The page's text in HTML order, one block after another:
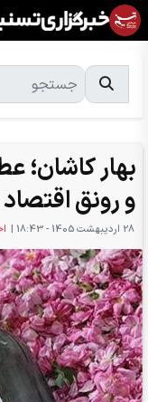
بهار کاشان؛
و رونق
28 ارديبهشت 1405 - 18:43 |